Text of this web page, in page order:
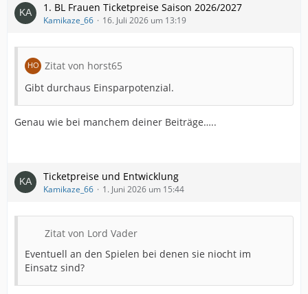
1. BL Frauen Ticketpreise Saison 2026/2027
Kamikaze_66 16. Juli 2026 um 13:19
Zitat von horst65
Gibt durchaus Einsparpotenzial.
Genau wie bei manchem deiner Beiträge…..
Ticketpreise und Entwicklung
Kamikaze_66 1. Juni 2026 um 15:44
Zitat von Lord Vader
Eventuell an den Spielen bei denen sie niocht im
Einsatz sind?